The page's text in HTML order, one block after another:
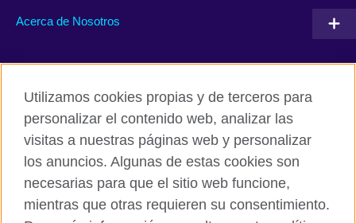
Acerca de Nosotros
British Council Global
Políticas de privacidad y condiciones de uso
Utilizamos cookies propias y de terceros para
personalizar el contenido web, analizar las
visitas a nuestras páginas web y personalizar
los anuncios. Algunas de estas cookies son
necesarias para que el sitio web funcione,
mientras que otras requieren su consentimiento.